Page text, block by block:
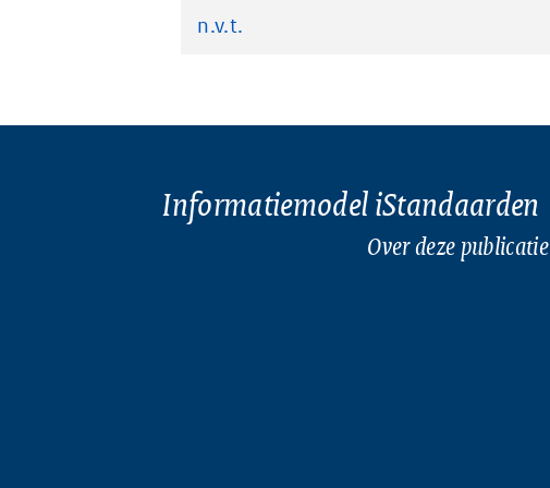
n.v.t.
Informatiemodel iStandaarden
Over deze publicatie